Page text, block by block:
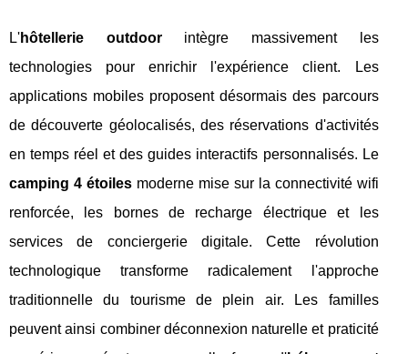
L'hôtellerie outdoorintègre massivement les
technologies pour enrichir l'expérience client. Les
applications mobiles proposent désormais des parcours
de découverte géolocalisés, des réservations d'activités
en temps réel et des guides interactifs personnalisés. Le
camping 4 étoilesmoderne mise sur la connectivité wifi
renforcée, les bornes de recharge électrique et les
services de conciergerie digitale. Cette révolution
technologique transforme radicalement l'approche
traditionnelle du tourisme de plein air. Les familles
peuvent ainsi combiner déconnexion naturelle et praticité